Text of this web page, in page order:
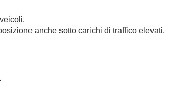
anche sotto carichi di traffico elevati.